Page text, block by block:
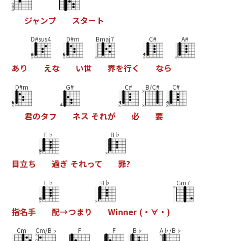
ジャンプ スター ト
あ り
D#sus4
えな
D#m
い世
Bmaj7
界を行く
C#
なら
A#
D#m
君のタフ
G#
ネス それが
C#
必
B/C#
要
C#
目立ち
E♭
過ぎ それって
B♭
罪?
指名手
E♭
配→つまり
B♭
Winner (・ ∀ ・ )
Gm7
Cm Cm/B♭ F F B♭ A♭/B♭